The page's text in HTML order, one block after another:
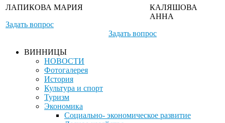
ЛАПИКОВА МАРИЯ
Задать вопрос
КАЛЯШОВА
АННА
Задать вопрос
ВИННИЦЫ
НОВОСТИ
Фотогалерея
История
Культура и спорт
Туризм
Экономика
Социально- экономическое развитие